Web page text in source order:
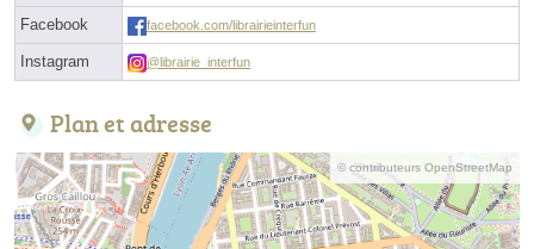
Facebook facebook.com/librairieinterfun
Instagram @librairie_interfun
Plan et adresse
© contributeurs OpenStreetMap